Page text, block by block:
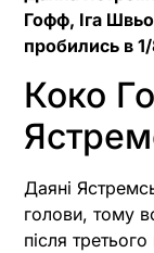
Гофф, Іга
пробились в
Коко
Даяні
голови, тому
після